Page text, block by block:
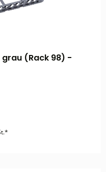
grau (Rack 98) -